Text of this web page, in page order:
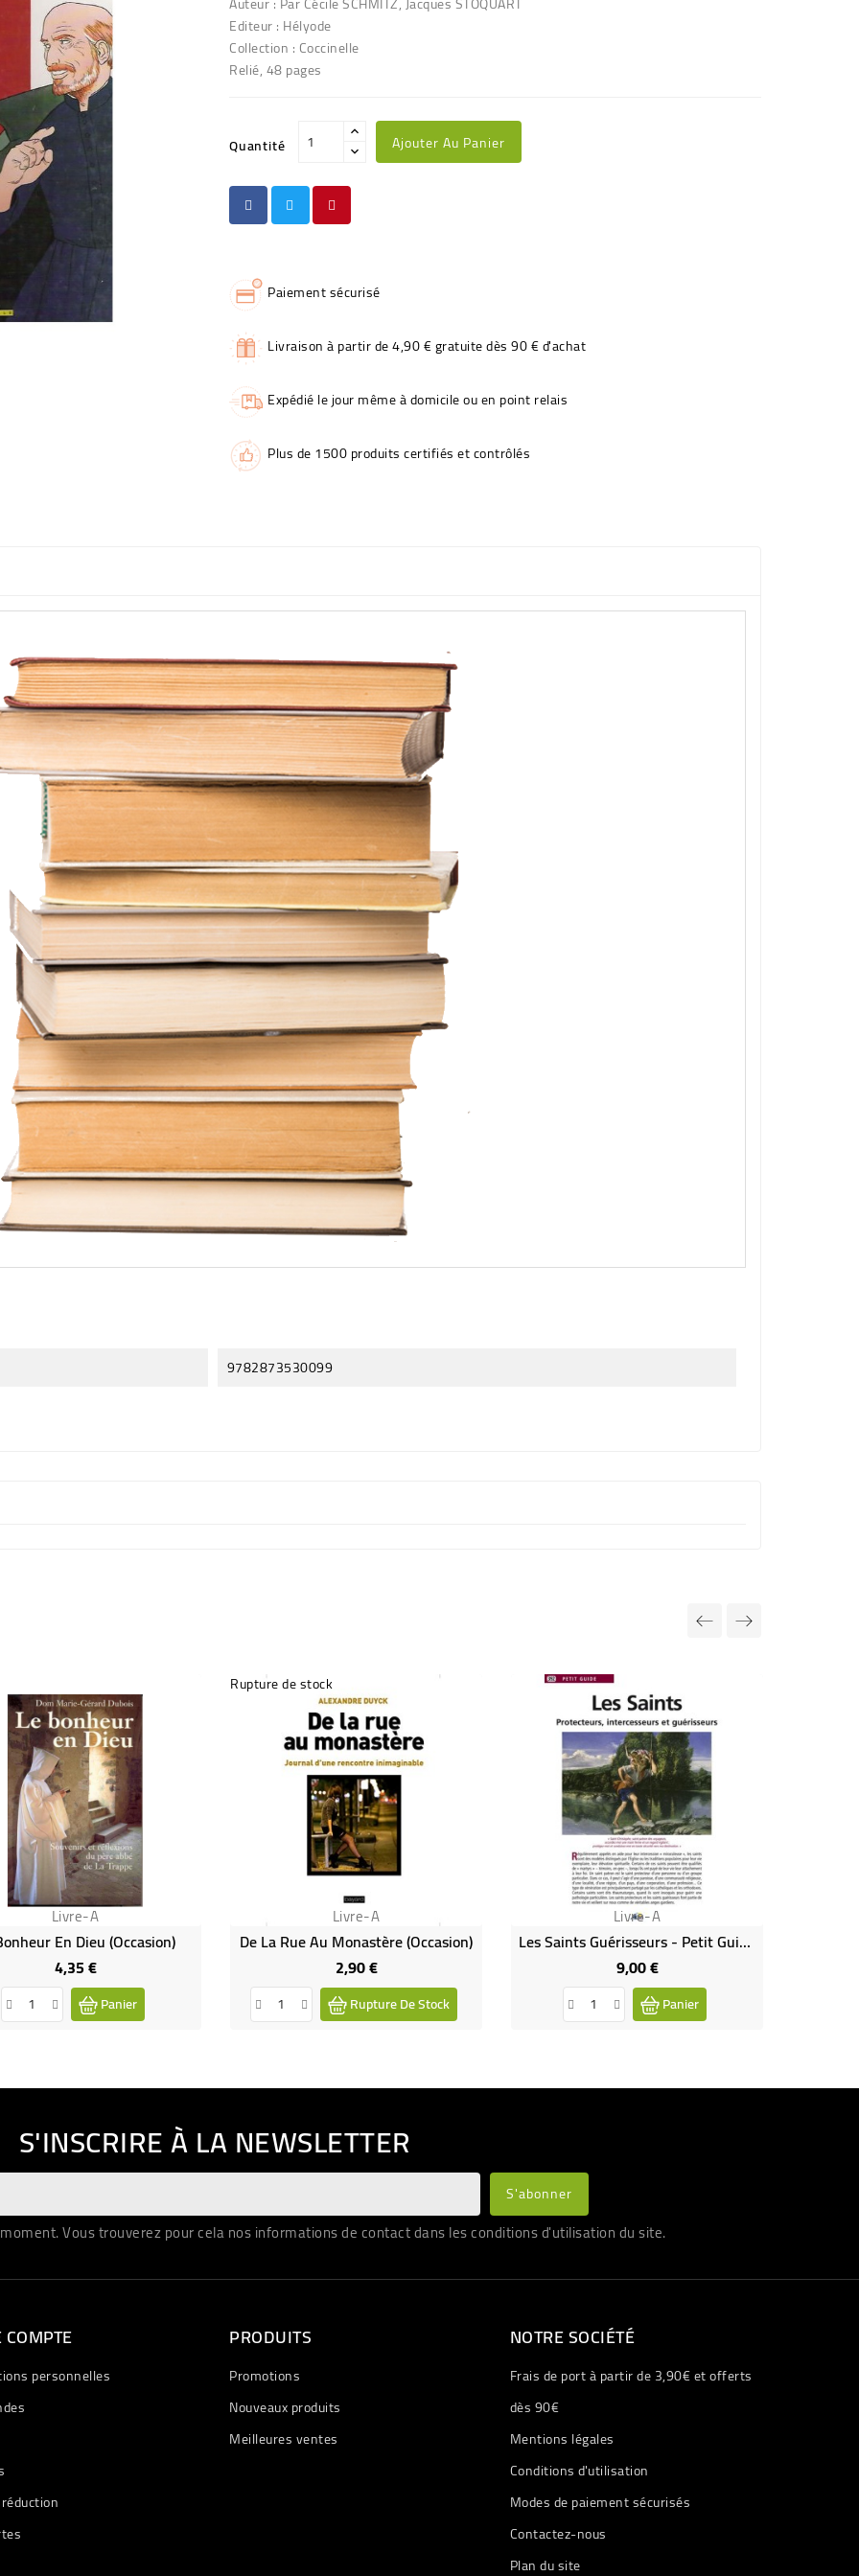
Editeur : Hélyode
Collection : Coccinelle
Relié, 48 pages
Quantité Ajouter Au Panier
Paiement sécurisé
Livraison à partir de 4,90 € gratuite dès 90 € d'achat
Expédié le jour même à domicile ou en point relais
Plus de 1500 produits certifiés et contrôlés
9782873530099
Livre-A
En Dieu (occasion)
4,35 €Prix
Panier
Rupture de stock
Livre-A
De La Rue Au Monastère (Occasion)
2,90 €Prix
Rupture De Stock
Livre-A
Les Saints Guérisseurs - Petit Guide (Occasion)
9,00 €Prix
Panier
S'INSCRIRE À LA NEWSLETTER
Vous trouverez pour cela nos informations de contact dans les conditions d'utilisation du site.
personnelles
PRODUITS
Promotions
Nouveaux produits
Meilleures ventes
NOTRE SOCIÉTÉ
Frais de port à partir de 3,90€ et offerts
dès 90€
Mentions légales
Conditions d'utilisation
Modes de paiement sécurisés
Contactez-nous
Plan du site